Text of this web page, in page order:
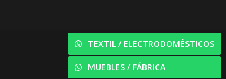
TEXTIL / ELECTRODOMÉSTICOS
MUEBLES / FÁBRICA
© PÁXINAS GALEGAS